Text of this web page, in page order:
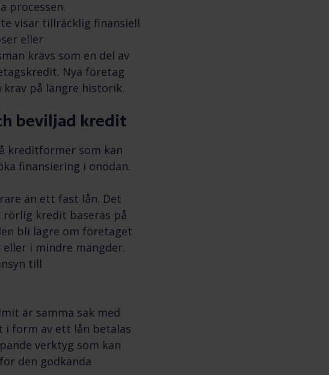
processen.
visar tillräcklig finansiell
eller
krävs som en del av
Nya företag
på längre historik.
beviljad kredit
kreditformer som kan
finansiering i onödan.
än ett fast lån. Det
kredit baseras på
bli lägre om företaget
i mindre mängder.
till
är samma sak med
i form av ett lån betalas
verktyg som kan
den godkända